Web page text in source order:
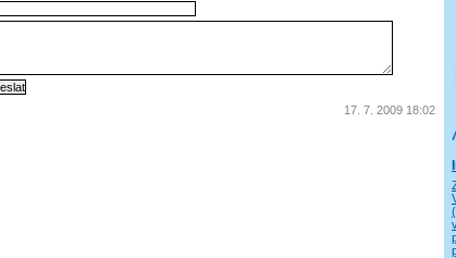
17. 7. 2009 18:02